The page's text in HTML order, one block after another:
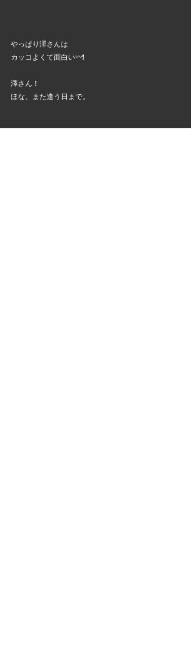
やっぱり澤さんは
カッコよくて面白い〰️❗
澤さん！
ほな、また逢う日まで。